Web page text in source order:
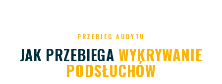
PRZEBIEG AUDYTU
JAK PRZEBIEGAWYKRYWANIE
PODSŁUCHÓW